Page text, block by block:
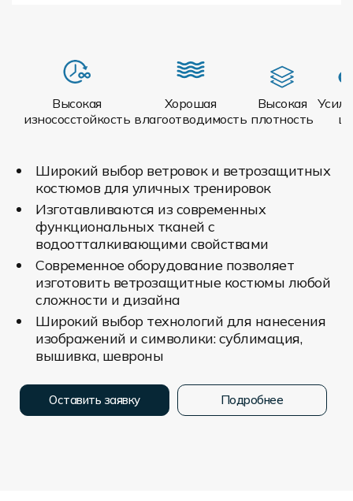
Высокая
износосстойкость
Хорошая
влагоотводимость
Высокая
плотность
Широкий выбор ветровок и ветрозащитных
костюмов для уличных тренировок
Изготавливаются из современных
функциональных тканей с
водоотталкивающими свойствами
Современное оборудование позволяет
изготовить ветрозащитные костюмы любой
сложности и дизайна
Широкий выбор технологий для нанесения
изображений и символики: сублимация,
вышивка, шевроны
Оставить заявку Подробнее